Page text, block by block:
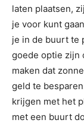
laten plaatsen,
je voor kunt
je in de buurt te
goede optie zijn
maken dat
geld te
krijgen met het
met een buurt